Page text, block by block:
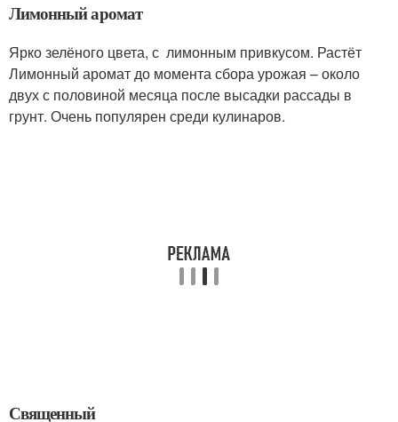
Лимонный аромат
Ярко зелёного цвета, с лимонным привкусом. Растёт
Лимонный аромат до момента сбора урожая – около
двух с половиной месяца после высадки рассады в
грунт. Очень популярен среди кулинаров.
Священный